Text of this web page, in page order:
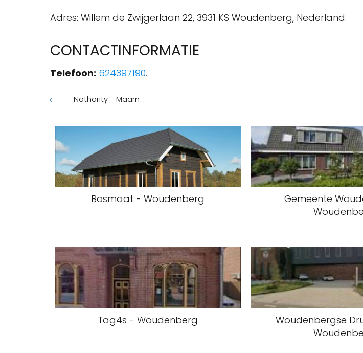
Adres: Willem de Zwijgerlaan 22, 3931 KS Woudenberg, Nederland.
CONTACTINFORMATIE
Telefoon: 624397190.
Nothority - Maarn
Bosmaat - Woudenberg
Gemeente
Tag4s - Woudenberg
Woudenbergse